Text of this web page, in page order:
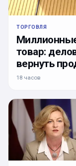
ТОРГОВЛЯ
товар:
вернуть
18 часов